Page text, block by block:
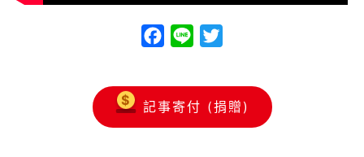
Facebook
Line
記事寄付 (捐贈)